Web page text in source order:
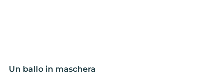
Un ballo in maschera